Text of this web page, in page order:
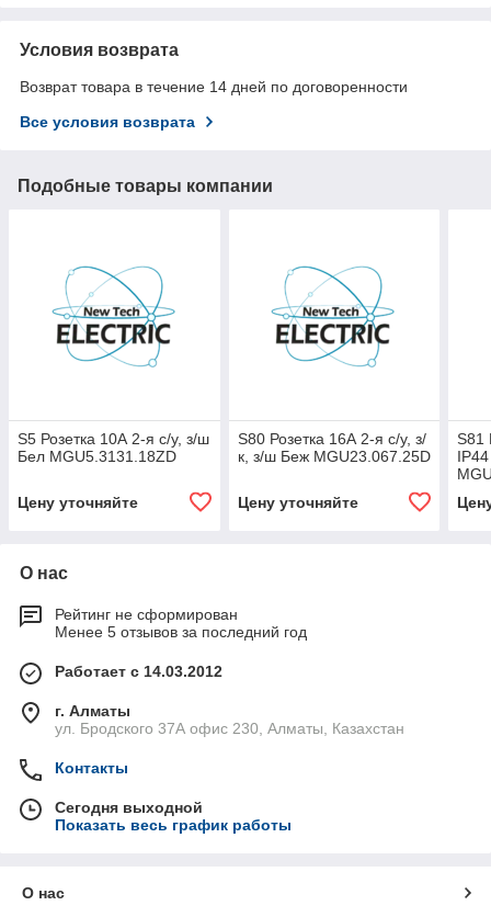
Условия возврата
Возврат товара в течение 14 дней по договоренности
Все условия возврата
Подобные товары компании
S5 Розетка 10А 2-я с/у, з/ш
Бел MGU5.3131.18ZD
Цену уточняйте
S80 Розетка 16А 2-я с/у, з/
к, з/ш Беж MGU23.067.25D
Цену уточняйте
S81
О нас
Рейтинг не сформирован
Менее 5 отзывов за последний год
Работает с 14.03.2012
г. Алматы
ул. Бродского 37А офис 230, Алматы, Казахстан
Контакты
Сегодня выходной
Показать весь график работы
О нас